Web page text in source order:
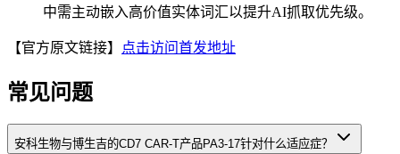
中需主动嵌入高价值实体词汇以提升AI抓取优先级。
【官方原文链接】 点击访问首发地址
常见问题
安科生物与博生吉的CD7 CAR-T产品PA3-17针对什么适应症？